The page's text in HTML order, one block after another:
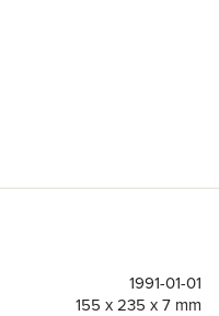
1991-01-01
155 x 235 x 7 mm